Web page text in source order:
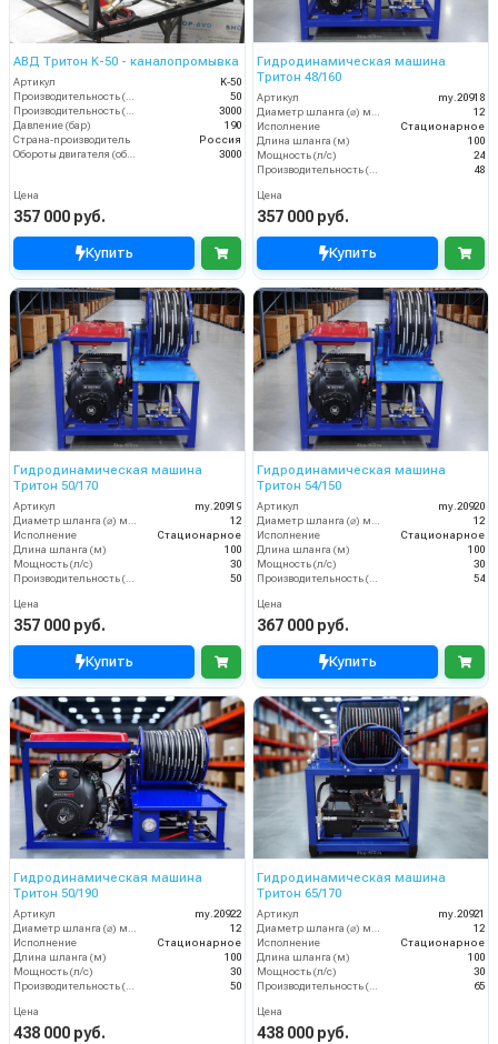
АВД Тритон К-50 - каналопромывка
Артикул
K-50
50
3000
Давление (бар)
190
Страна-производитель
Россия
3000
Цена
357 000 руб.
Купить
Гидродинамическая машина
Тритон 48/160
Артикул
my.20918
12
Исполнение
Стационарное
Длина шланга (м)
100
Мощность (л/с)
24
48
Цена
357 000 руб.
Купить
Гидродинамическая машина
Тритон 50/170
Артикул
my.20919
12
Исполнение
Стационарное
Длина шланга (м)
100
Мощность (л/с)
30
50
Цена
357 000 руб.
Купить
Гидродинамическая машина
Тритон 54/150
Артикул
my.20920
12
Исполнение
Стационарное
Длина шланга (м)
100
Мощность (л/с)
30
54
Цена
367 000 руб.
Купить
Гидродинамическая машина
Тритон 50/190
Артикул
my.20922
Диаметр шланга (⌀) мм:
12
Исполнение
Стационарное
Длина шланга (м)
100
Мощность (л/с)
30
Производительность (л/мин)
50
Цена
438 000 руб.
Гидродинамическая машина
Тритон 65/170
Артикул
my.20921
Диаметр шланга (⌀) мм:
12
Исполнение
Стационарное
Длина шланга (м)
100
Мощность (л/с)
30
Производительность (л/мин)
65
Цена
438 000 руб.